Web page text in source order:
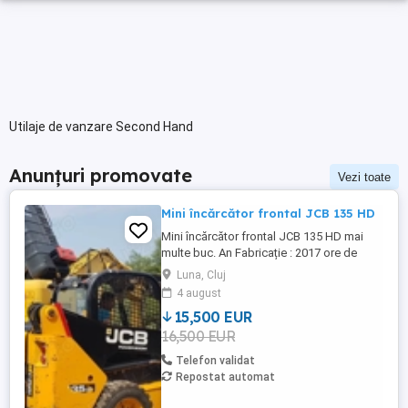
Utilaje de vanzare Second Hand
Anunțuri promovate Vezi toate
Mini încărcător frontal JCB 135 HD
Mini încărcător frontal JCB 135 HD mai
multe buc. An Fabricație : 2017 ore de
functionare intre 4.000 - 7.000 h
Caracteristici: 3,2 tone motor 4 cil comenzi
prin joystick instalatie High Flow instalații
de accesorii ( mătură, betonieră, etc.)
cauciucuri noi Stare foarte bună de
funcționare! ...
Luna, Cluj
4 august
15,500 EUR
16,500 EUR
Telefon validat
Repostat automat